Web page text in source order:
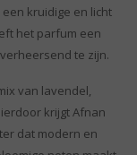
kruidige en licht
het parfum een
te zijn.
van lavendel,
krijgt Afnan
dat modern en